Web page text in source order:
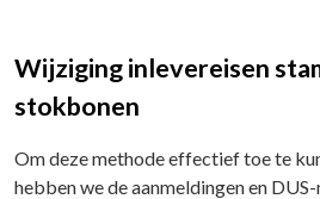
Wijziging inlevereisen
stokbonen
Om deze methode effectief toe te
hebben we de aanmeldingen en